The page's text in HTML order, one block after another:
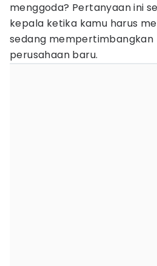
menggoda? Pertanyaan ini
kepala ketika kamu harus
sedang mempertimbangkan
perusahaan baru.